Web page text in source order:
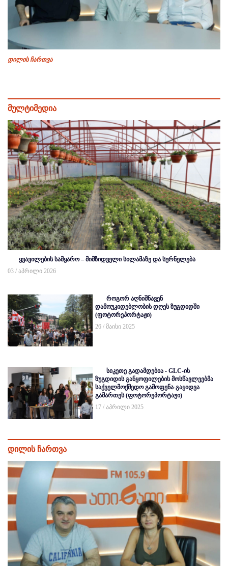
დილის ჩართვა
მულტიმედია
ყვავილების სამყარო – მიმზიდველი სილამაზე და სურნელება
03 / აპრილი 2026
როგორ აღნიშნავენ
დამოუკიდებლობის დღეს ზუგდიდში
(ფოტორეპორტაჟი)
26 / მაისი 2025
სიკეთე გადამდებია - GLC-ის
ზუგდიდის განყოფილების მოსწავლეებმა
საქველმოქმედო გამოფენა-გაყიდვა
გამართეს (ფოტორეპორტაჟი)
17 / აპრილი 2025
დილის ჩართვა